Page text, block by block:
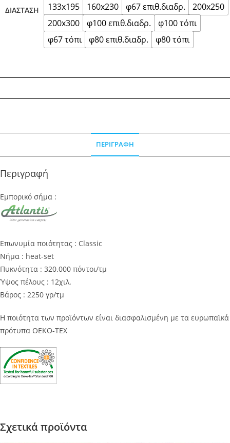
ΔΙΆΣΤΑΣΗ 133x195 160x230 φ67 επιθ.διαδρ.
200x250
200x300
φ100 επιθ.διαδρ.
φ100 τόπι
φ67 τόπι
φ80 επιθ.διαδρ. φ80 τόπι
ΠΕΡΙΓΡΑΦΉ
Περιγραφή
Εμπορικό σήμα :
Επωνυμία ποιότητας : Classic
Νήμα : heat-set
Πυκνότητα : 320.000 πόντοι/τμ
Ύψος πέλους : 12χιλ.
Βάρος : 2250 γρ/τμ
Η ποιότητα των προϊόντων είναι διασφαλισμένη με τα ευρωπαϊκά
πρότυπα OEKO-TEX
Σχετικά προϊόντα